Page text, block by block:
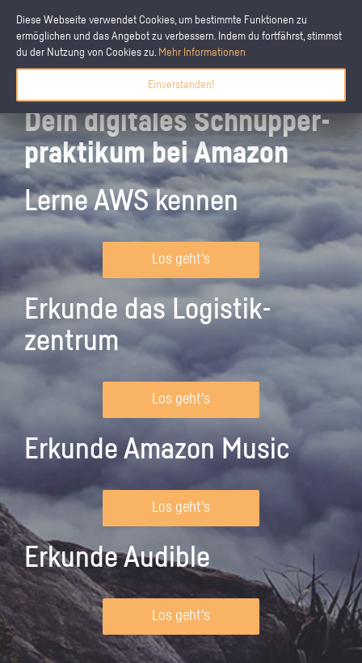
Diese Webseite verwendet Cookies, um bestimmte Funktionen zu
ermöglichen und das Angebot zu verbessern. Indem du fortfährst, stimmst
du der Nutzung von Cookies zu. Mehr Informationen
Einverstanden!
Dein digitales Schnupper­
praktikum bei Amazon
Lerne AWS kennen
Los geht's
Erkunde das Logistik­
zentrum
Los geht's
Erkunde Amazon Music
Los geht's
Erkunde Audible
Los geht's